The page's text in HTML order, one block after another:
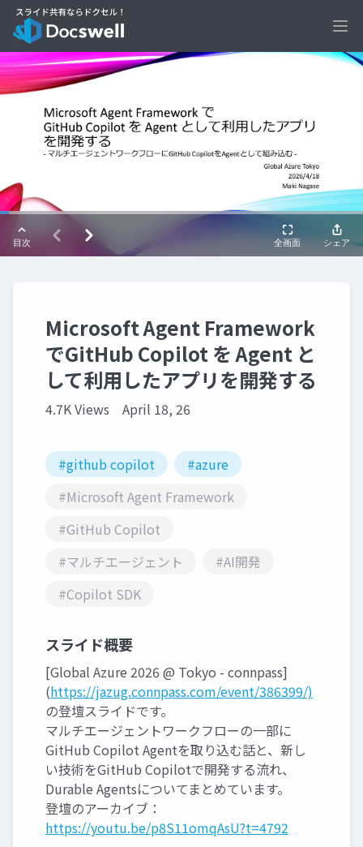
Microsoft Agent Framework
でGitHub Copilot を Agent と
して利用したアプリを開発する
4.7K Views April 18, 26
#github copilot
#azure
#Microsoft Agent Framework
#GitHub Copilot
#マルチエージェント
#AI開発
#Copilot SDK
スライド概要
[Global Azure 2026 @ Tokyo - connpass]
(https://jazug.connpass.com/event/386399/)
の登壇スライドです。
マルチエージェントワークフローの一部に
GitHub Copilot Agentを取り込む話と、新し
い技術をGitHub Copilotで開発する流れ、
Durable Agentsについてまとめています。
登壇のアーカイブ：
https://youtu.be/p8S11omqAsU?t=4792